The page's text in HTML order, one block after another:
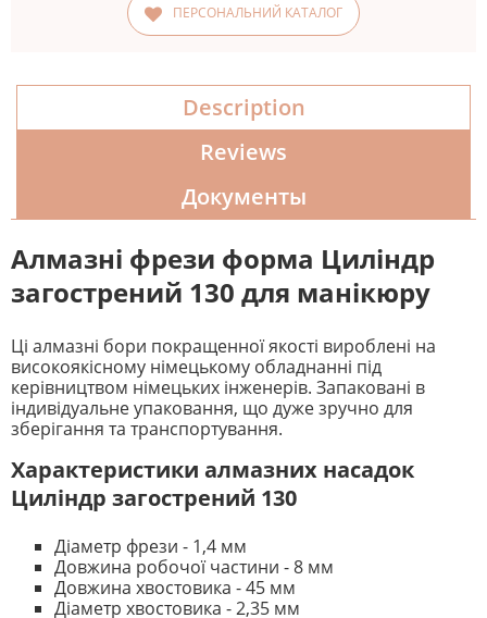
ПЕРСОНАЛЬНИЙ КАТАЛОГ
Description
Reviews
Документы
Алмазні фрези форма Циліндр
загострений 130 для манікюру
Ці алмазні бори покращенної якості вироблені на
високоякісному німецькому обладнанні під
керівництвом німецьких інженерів. Запаковані в
індивідуальне упаковання, що дуже зручно для
зберігання та транспортування.
Характеристики алмазних насадок
Циліндр загострений 130
Діаметр фрези - 1,4 мм
Довжина робочої частини - 8 мм
Довжина хвостовика - 45 мм
Діаметр хвостовика - 2,35 мм